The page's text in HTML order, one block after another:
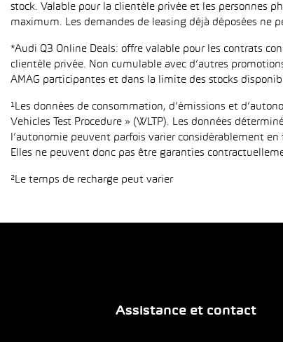
stock. Valable pour la clientèle privée et les personnes
maximum. Les demandes de leasing déjà déposées ne
*Audi Q3 Online Deals: offre valable pour les contrats
clientèle privée. Non cumulable avec d’autres
AMAG participantes et dans la limite des stocks
¹Les données de consommation, d’émissions et
Vehicles Test Procedure » (WLTP). Les données
l’autonomie peuvent parfois varier considérablement
Elles ne peuvent donc pas être garanties
²Le temps de recharge peut varier
Assistance et contact